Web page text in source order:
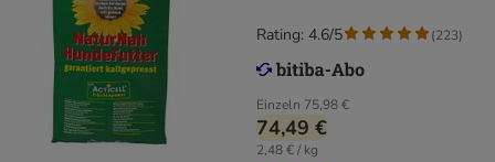
Einzeln 75,98 €
74,49 €
2,48 € / kg
Rating: 4.6/5 (223)